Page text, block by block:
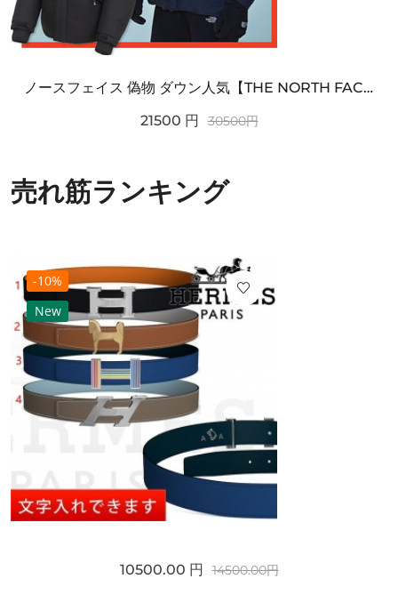
ノースフェイス 偽物 ダウン人気【THE NORTH FACE】M'S 7 SUMMIT HIM...
21500 円 30500円
売れ筋ランキング
-10%
New
10500.00 円 14500.00円